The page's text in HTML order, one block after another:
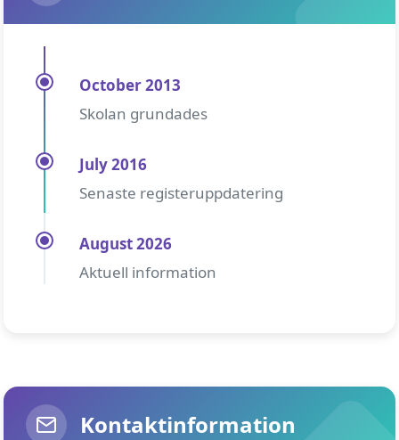
October 2013
Skolan grundades
July 2016
Senaste registeruppdatering
August 2026
Aktuell information
Kontaktinformation